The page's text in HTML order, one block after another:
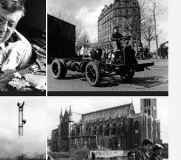
AUTOMOBILES RENAULT